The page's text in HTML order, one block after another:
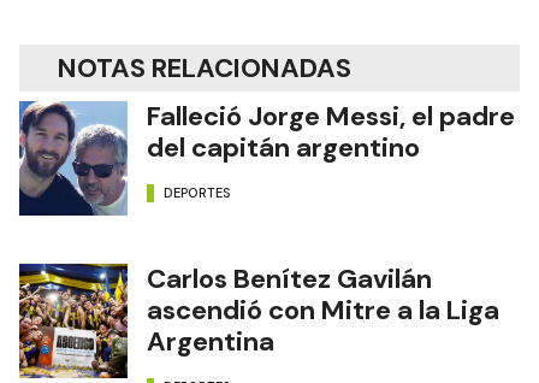
NOTAS RELACIONADAS
Falleció Jorge Messi, el padre
del capitán argentino
DEPORTES
Carlos Benítez Gavilán
ascendió con Mitre a la Liga
Argentina